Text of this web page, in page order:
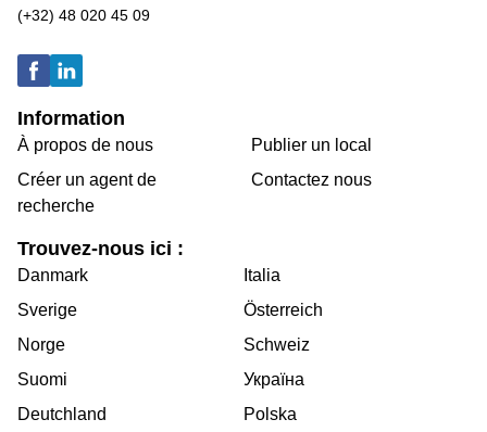
(+32) 48 020 45 09
Information
À propos de nous
Créer un agent de
recherche
Publier un local
Contactez nous
Trouvez-nous ici :
Danmark
Sverige
Norge
Suomi
Deutchland
Italia
Österreich
Schweiz
Україна
Polska